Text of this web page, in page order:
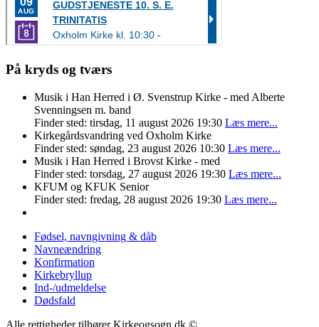
På kryds og tværs
Musik i Han Herred i Ø. Svenstrup Kirke - med Alberte
Svenningsen m. band
Finder sted: tirsdag, 11 august 2026 19:30 Læs mere...
Kirkegårdsvandring ved Oxholm Kirke
Finder sted: søndag, 23 august 2026 10:30 Læs mere...
Musik i Han Herred i Brovst Kirke - med
Finder sted: torsdag, 27 august 2026 19:30 Læs mere...
KFUM og KFUK Senior
Finder sted: fredag, 28 august 2026 19:30 Læs mere...
Fødsel, navngivning & dåb
Navneændring
Konfirmation
Kirkebryllup
Ind-/udmeldelse
Dødsfald
Alle rettigheder tilhører Kirkeogsogn.dk ©